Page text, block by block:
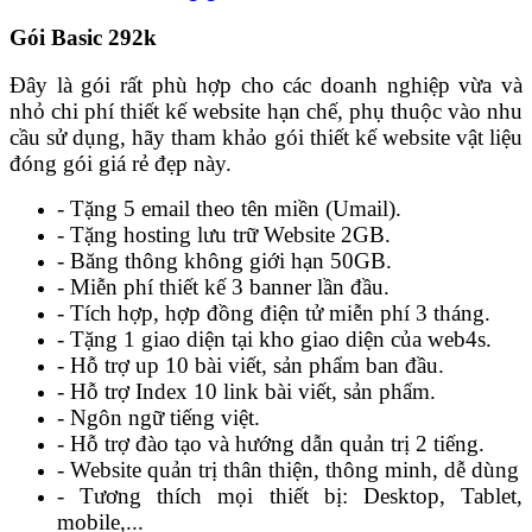
Gói Basic 292k
Đây là gói rất phù hợp cho các doanh nghiệp vừa và
nhỏ chi phí thiết kế website hạn chế, phụ thuộc vào nhu
cầu sử dụng, hãy tham khảo gói thiết kế website vật liệu
đóng gói giá rẻ đẹp này.
- Tặng 5 email theo tên miền (Umail).
- Tặng hosting lưu trữ Website 2GB.
- Băng thông không giới hạn 50GB.
- Miễn phí thiết kế 3 banner lần đầu.
- Tích hợp, hợp đồng điện tử miễn phí 3 tháng.
- Tặng 1 giao diện tại kho giao diện của web4s.
- Hỗ trợ up 10 bài viết, sản phẩm ban đầu.
- Hỗ trợ Index 10 link bài viết, sản phẩm.
- Ngôn ngữ tiếng việt.
- Hỗ trợ đào tạo và hướng dẫn quản trị 2 tiếng.
- Website quản trị thân thiện, thông minh, dễ dùng
- Tương thích mọi thiết bị: Desktop, Tablet,
mobile,...